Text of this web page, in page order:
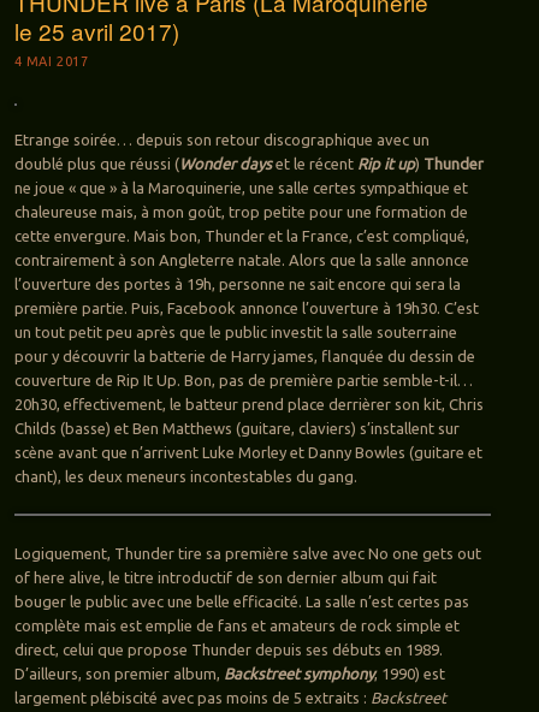
le 25 avril 2017)
4 MAI 2017
Etrange soirée… depuis son retour discographique avec un
doublé plus que réussi (Wonder dayset le récentRip it up) Thunder
ne joue « que » à la Maroquinerie, une salle certes sympathique et
chaleureuse mais, à mon goût, trop petite pour une formation de
cette envergure. Mais bon, Thunder et la France, c’est compliqué,
contrairement à son Angleterre natale. Alors que la salle annonce
l’ouverture des portes à 19h, personne ne sait encore qui sera la
première partie. Puis, Facebook annonce l’ouverture à 19h30. C’est
un tout petit peu après que le public investit la salle souterraine
pour y découvrir la batterie de Harry james, flanquée du dessin de
couverture de Rip It Up. Bon, pas de première partie semble-t-il…
20h30, effectivement, le batteur prend place derrièrer son kit, Chris
Childs (basse) et Ben Matthews (guitare, claviers) s’installent sur
scène avant que n’arrivent Luke Morley et Danny Bowles (guitare et
chant), les deux meneurs incontestables du gang.
Logiquement, Thunder tire sa première salve avec No one gets out
of here alive, le titre introductif de son dernier album qui fait
bouger le public avec une belle efficacité. La salle n’est certes pas
complète mais est emplie de fans et amateurs de rock simple et
direct, celui que propose Thunder depuis ses débuts en 1989.
D’ailleurs, son premier album, Backstreet symphony, 1990) est
largement plébiscité avec pas moins de 5 extraits : Backstreet